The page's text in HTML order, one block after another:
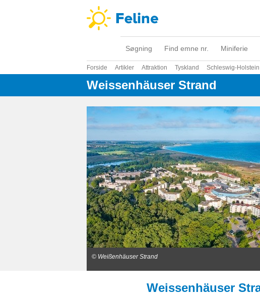
Søgning Find emne nr. Miniferie
Forside Artikler Attraktion Tyskland Schleswig-Holstein
Weissenhäuser Strand
© Weißenhäuser Strand
Weissenhäuser